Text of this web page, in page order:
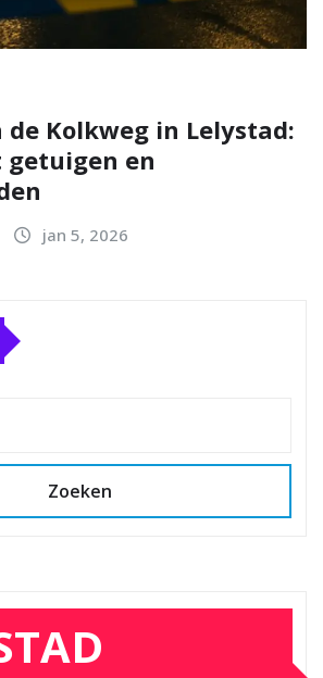
de Kolkweg in Lelystad:
en
jan 5, 2026
Zoeken